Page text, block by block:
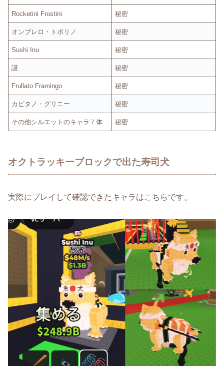
Rocketini Frostini 秘密
オンブレロ・トポリノ 秘密
Sushi Inu 秘密
謎 秘密
Frullato Framingo 秘密
カピタノ・グリニー 秘密
その他シルエットのキャラ７体 秘密
オクトラッキーブロックで出た寿司犬
実際にプレイして確認できたキャラはこちらです。